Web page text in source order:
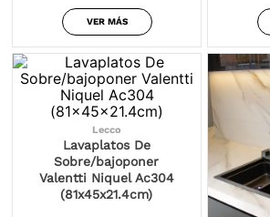
VER MÁS
Lecco
Lavaplatos De
Sobre/bajoponer
Valentti Niquel Ac304
(81x45x21.4cm)